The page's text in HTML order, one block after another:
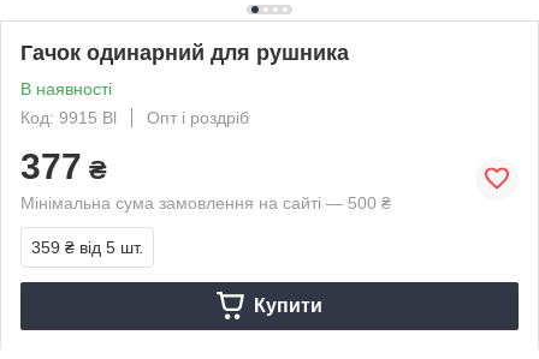
Гачок одинарний для рушника
В наявності
Код: 9915 Bl
Опт і роздріб
377 ₴
Мінімальна сума замовлення на сайті — 500 ₴
359 ₴ від 5 шт.
Купити